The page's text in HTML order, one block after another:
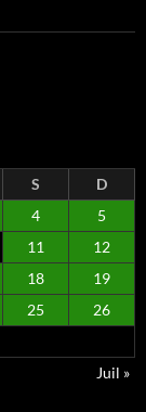
S
D
4
5
11
12
18
19
25
26
Juil »